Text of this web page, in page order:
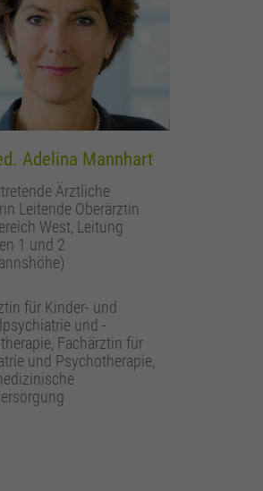
Adelina Mannhart
Ärztliche
Leitende Oberärztin
West, Leitung
1 und 2
für Kinder- und
und -
Fachärztin für
und Psychotherapie,